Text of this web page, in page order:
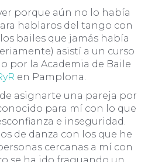
porque aún no lo había
hablaros del tango con
bailes que jamás había
asistí a un curso
por la Academia de Baile
en Pamplona.
asignarte una pareja por
para mí con lo que
e inseguridad.
de danza con los que he
cercanas a mí con
se ha ido fraguando un